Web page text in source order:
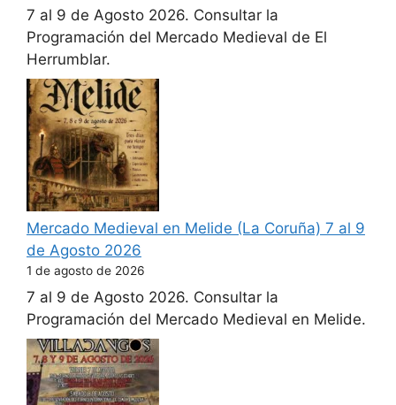
7 al 9 de Agosto 2026. Consultar la
Programación del Mercado Medieval de El
Herrumblar.
Mercado Medieval en Melide (La Coruña) 7 al 9
de Agosto 2026
1 de agosto de 2026
7 al 9 de Agosto 2026. Consultar la
Programación del Mercado Medieval en Melide.